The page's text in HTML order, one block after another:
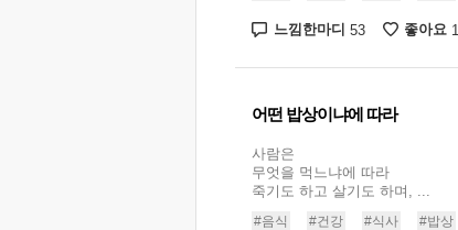
느낌한마디 53 좋아요 1
어떤 밥상이냐에 따라
사람은
무엇을 먹느냐에 따라
죽기도 하고 살기도 하며, ...
#음식 #건강 #식사 #밥상